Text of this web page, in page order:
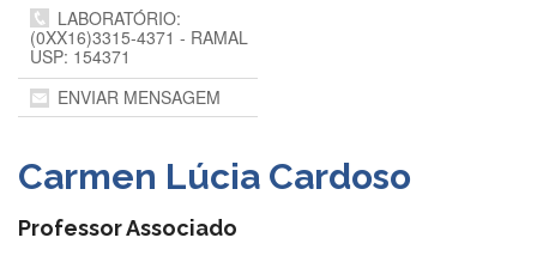
Comissões
Cursos
Curricularização
da
Ingresso
Calendário
LABORATÓRIO:
(0XX16)3315-4371 - RAMAL
USP: 154371
ENVIAR MENSAGEM
Carmen Lúcia Cardoso
Professor Associado